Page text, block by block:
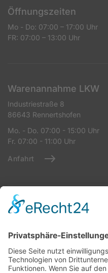
Öffnungszeiten
Mo - Do: 07:00 – 17:00 Uhr
FR: 07:00 – 13:00 Uhr
Warenannahme LKW
Industriestraße 8
86643 Rennertshofen
Mo. - Do. 07:00 - 15:00 Uhr
Fr. 07:00 - 11:00 Uhr
Anfahrt
Warenannahme StrTKW
86643 Rennertshofen
Mo - Do: 07:00 – 14:00 Uhr
Fr: 07:00 – 11:00 Uhr